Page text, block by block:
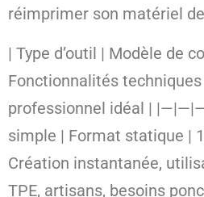
réimprimer son matériel
| Type d’outil | Modèle de
Fonctionnalités techniques
professionnel idéal |
simple | Format statique |
Création instantanée,
TPE, artisans, besoins